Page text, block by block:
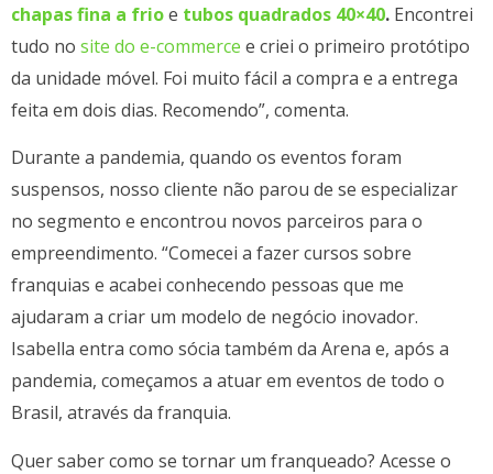
chapas fina a frioe tubos quadrados 40×40. Encontrei
tudo no site do e-commerce e criei o primeiro protótipo
da unidade móvel. Foi muito fácil a compra e a entrega
feita em dois dias. Recomendo”, comenta.
Durante a pandemia, quando os eventos foram
suspensos, nosso cliente não parou de se especializar
no segmento e encontrou novos parceiros para o
empreendimento. “Comecei a fazer cursos sobre
franquias e acabei conhecendo pessoas que me
ajudaram a criar um modelo de negócio inovador.
Isabella entra como sócia também da Arena e, após a
pandemia, começamos a atuar em eventos de todo o
Brasil, através da franquia.
Quer saber como se tornar um franqueado? Acesse o